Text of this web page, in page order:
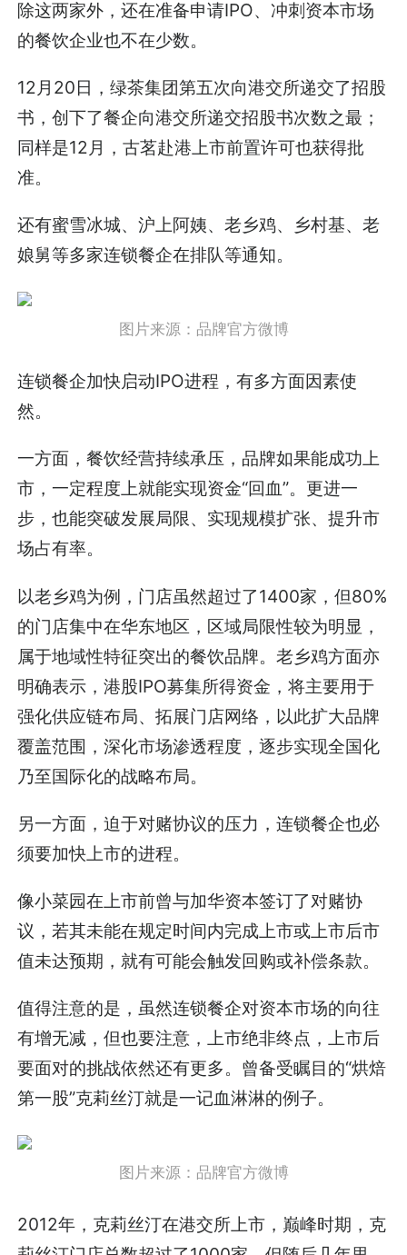
除这两家外，还在准备申请IPO、冲刺资本市场
的餐饮企业也不在少数。
12月20日，绿茶集团第五次向港交所递交了招股
书，创下了餐企向港交所递交招股书次数之最；
同样是12月，古茗赴港上市前置许可也获得批
准。
还有蜜雪冰城、沪上阿姨、老乡鸡、乡村基、老
娘舅等多家连锁餐企在排队等通知。
图片来源：品牌官方微博
连锁餐企加快启动IPO进程，有多方面因素使
然。
一方面，餐饮经营持续承压，品牌如果能成功上
市，一定程度上就能实现资金“回血”。更进一
步，也能突破发展局限、实现规模扩张、提升市
场占有率。
以老乡鸡为例，门店虽然超过了1400家，但80%
的门店集中在华东地区，区域局限性较为明显，
属于地域性特征突出的餐饮品牌。老乡鸡方面亦
明确表示，港股IPO募集所得资金，将主要用于
强化供应链布局、拓展门店网络，以此扩大品牌
覆盖范围，深化市场渗透程度，逐步实现全国化
乃至国际化的战略布局。
另一方面，迫于对赌协议的压力，连锁餐企也必
须要加快上市的进程。
像小菜园在上市前曾与加华资本签订了对赌协
议，若其未能在规定时间内完成上市或上市后市
值未达预期，就有可能会触发回购或补偿条款。
值得注意的是，虽然连锁餐企对资本市场的向往
有增无减，但也要注意，上市绝非终点，上市后
要面对的挑战依然还有更多。曾备受瞩目的“烘焙
第一股”克莉丝汀就是一记血淋淋的例子。
图片来源：品牌官方微博
2012年，克莉丝汀在港交所上市，巅峰时期，克